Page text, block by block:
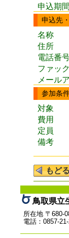
申込期間
申込先
名称
住所
電話番
ファッ
メール
参加条
対象
費用
定員
備考
鳥取県立
所在地 〒680-
電話：0857-